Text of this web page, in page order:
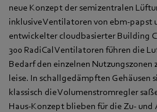
neue Konzept der semizentralen
inklusive Ventilatoren von ebm‑papst
entwickelter cloudbasierter Building
300 RadiCal Ventilatoren führen die
Bedarf den einzelnen Nutzungszonen
leise. In schallgedämpften Gehäusen
klassisch die Volumenstromregler
Haus-Konzept blieben für die Zu- und